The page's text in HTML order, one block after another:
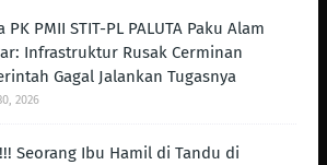
PK PMII STIT-PL PALUTA Paku Alam
Infrastruktur Rusak Cerminan
Gagal Jalankan Tugasnya
2026
Seorang Ibu Hamil di Tandu di